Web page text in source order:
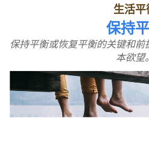
生活平
保持
保持平衡或恢复平衡的关键和
本欲望。